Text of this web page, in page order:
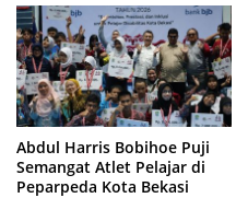
Abdul Harris Bobihoe Puji
Semangat Atlet Pelajar di
Peparpeda Kota Bekasi